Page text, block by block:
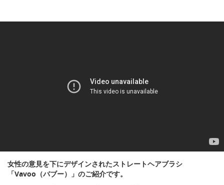
女性の意見を下にデザインされたストレートヘアブラシ
「Vavoo（バブー）」のご紹介です。